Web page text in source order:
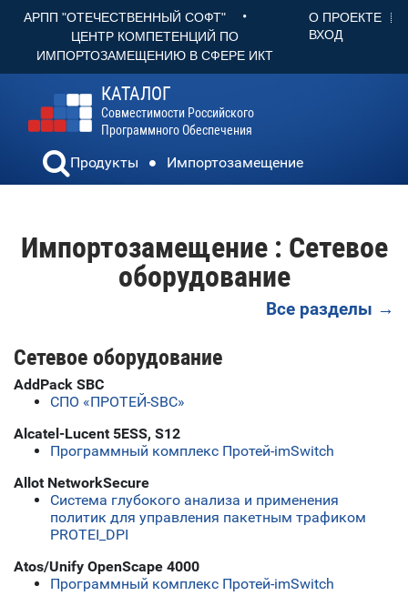
АРПП "ОТЕЧЕСТВЕННЫЙ СОФТ" •
ЦЕНТР КОМПЕТЕНЦИЙ ПО
ИМПОРТОЗАМЕЩЕНИЮ В СФЕРЕ ИКТ
О ПРОЕКТЕ
ВХОД
КАТАЛОГ
Совместимости Российского
Программного Обеспечения
Продукты Импортозамещение
Импортозамещение : Сетевое
оборудование
Все разделы →
Сетевое оборудование
AddPack SBC
СПО «ПРОТЕЙ-SBC»
Alcatel-Lucent 5ESS, S12
Программный комплекс Протей-imSwitch
Allot NetworkSecure
Система глубокого анализа и применения
политик для управления пакетным трафиком
PROTEI_DPI
Atos/Unify OpenScape 4000
Программный комплекс Протей-imSwitch